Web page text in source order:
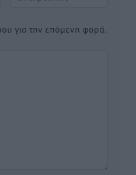
για την επόμενη φορά.